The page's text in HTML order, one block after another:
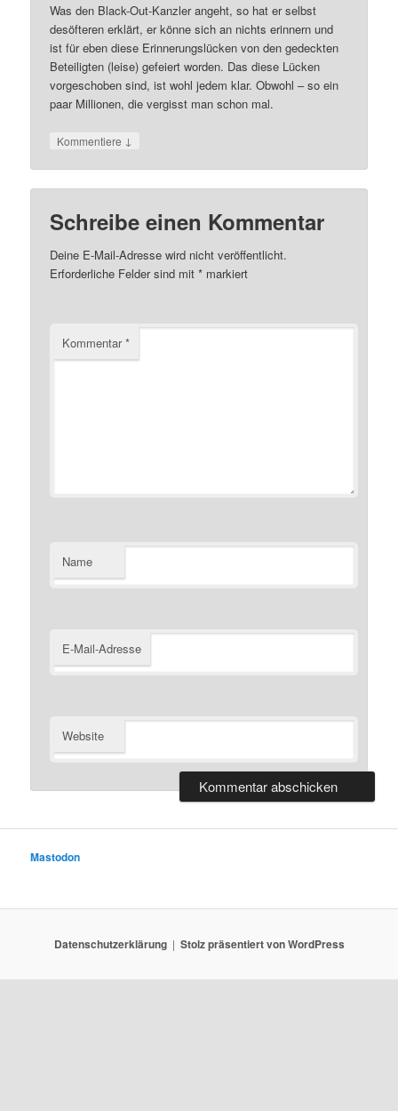
Was den Black-Out-Kanzler angeht, so hat er selbst
desöfteren erklärt, er könne sich an nichts erinnern und
ist für eben diese Erinnerungslücken von den gedeckten
Beteiligten (leise) gefeiert worden. Das diese Lücken
vorgeschoben sind, ist wohl jedem klar. Obwohl – so ein
paar Millionen, die vergisst man schon mal.
Kommentiere ↓
Schreibe einen Kommentar
Deine E-Mail-Adresse wird nicht veröffentlicht.
Erforderliche Felder sind mit* markiert
Kommentar*
Name
E-Mail-Adresse
Website
Mastodon
Datenschutzerklärung Stolz präsentiert von WordPress